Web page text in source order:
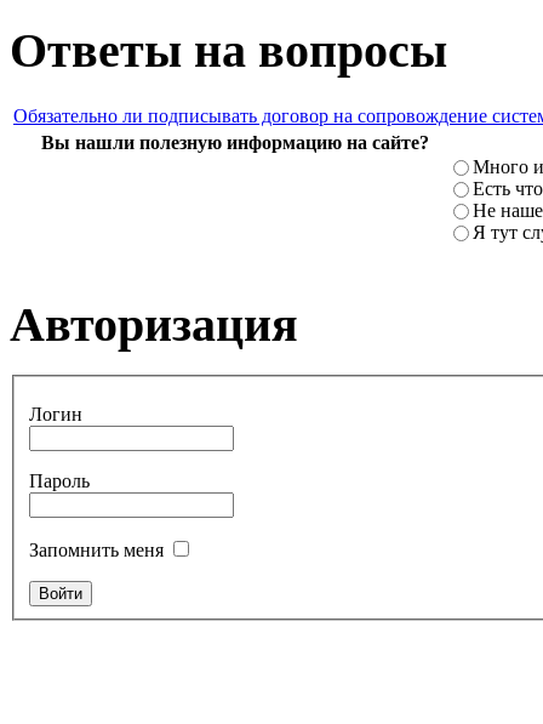
Ответы на вопросы
Обязательно ли подписывать договор на сопровождение
Вы нашли полезную информацию на сайте?
Много
Есть
Не
Я тут
Авторизация
Логин
Пароль
Запомнить меня